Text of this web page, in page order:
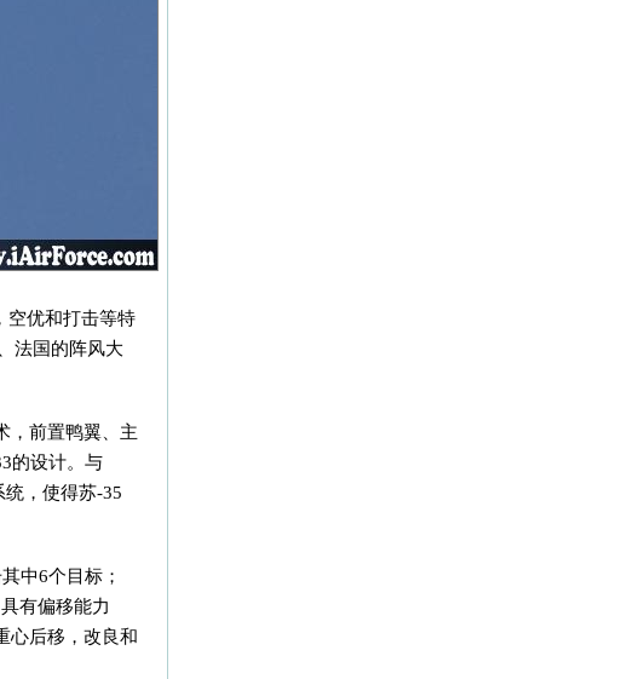
空优和打击等特
法国的阵风大
，前置鸭翼、主
的设计。与
，使得苏-35
中6个目标；
有偏移能力
心后移，改良和